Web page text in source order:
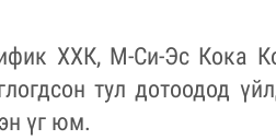
ХХК, М-Си-Эс Кока
тул дотоодод
үг юм.